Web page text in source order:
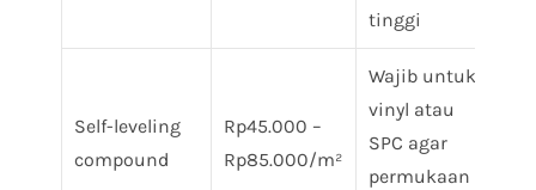
tinggi
Self-leveling
compound
Rp45.000 –
Rp85.000/m²
Wajib untuk
vinyl atau
SPC agar
permukaan